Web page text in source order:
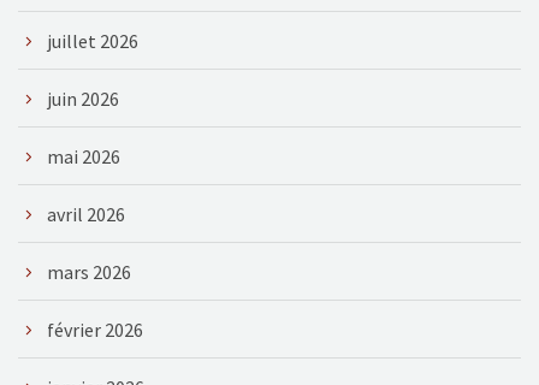
juillet 2026
juin 2026
mai 2026
avril 2026
mars 2026
février 2026